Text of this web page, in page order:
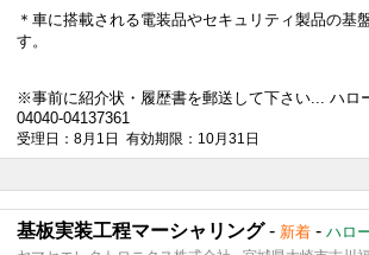
＊車に搭載される電装品やセキュリティ製品の基
す。
※事前に紹介状・履歴書を郵送して下さい... ハロ
04040-04137361
受理日：8月1日 有効期限：10月31日
基板実装工程マーシャリング- 新着 - ハロ